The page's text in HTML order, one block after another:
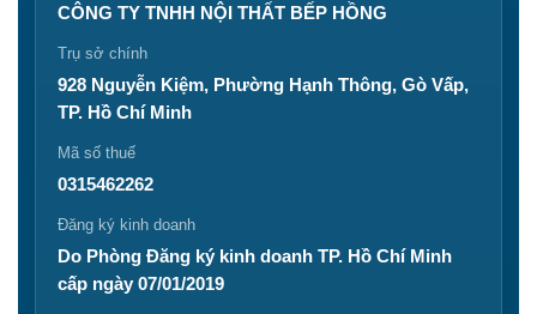
CÔNG TY TNHH NỘI THẤT BẾP HỒNG
Trụ sở chính
928 Nguyễn Kiệm, Phường Hạnh Thông, Gò Vấp,
TP. Hồ Chí Minh
Mã số thuế
0315462262
Đăng ký kinh doanh
Do Phòng Đăng ký kinh doanh TP. Hồ Chí Minh
cấp ngày 07/01/2019